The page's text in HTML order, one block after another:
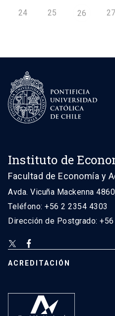
24 25 26 27
Instituto de
Facultad de Economía y
Avda. Vicuña Mackenna
Teléfono: +56 2 2354 4303
Dirección de Postgrado:
ACREDITACIÓN